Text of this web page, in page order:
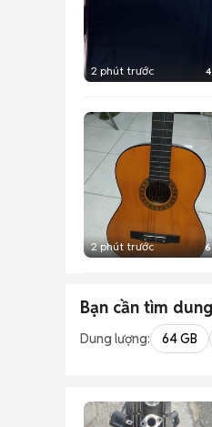
2 phút trước 4
2 phút trước 6
Bạn cần tìm
Dung lượng: 64 GB